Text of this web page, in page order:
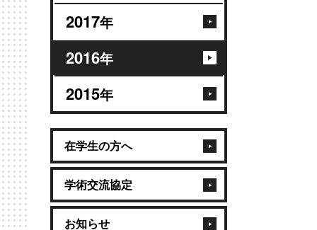
2017年
2016年
2015年
在学生の方へ
学術交流協定
お知らせ